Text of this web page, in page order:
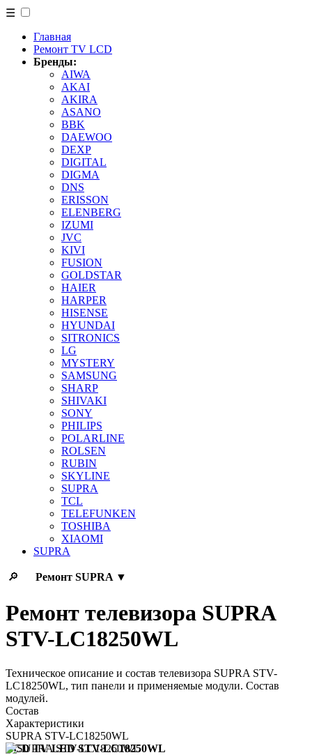
☰
Главная
Ремонт TV LCD
Бренды:
AIWA
AKAI
AKIRA
ASANO
BBK
DAEWOO
DEXP
DIGITAL
DIGMA
DNS
ERISSON
ELENBERG
IZUMI
JVC
KIVI
FUSION
GOLDSTAR
HAIER
HARPER
HISENSE
HYUNDAI
SITRONICS
LG
MYSTERY
SAMSUNG
SHARP
SHIVAKI
SONY
PHILIPS
POLARLINE
ROLSEN
RUBIN
SKYLINE
SUPRA
TCL
TELEFUNKEN
TOSHIBA
XIAOMI
SUPRA
🔎 Ремонт SUPRA ▼
Ремонт телевизора SUPRA
STV-LC18250WL
Техническое описание и состав телевизора SUPRA STV-
LC18250WL, тип панели и применяемые модули. Состав
модулей.
Состав
Характеристики
SUPRA STV-LC18250WL
LCD TV LED STV-LC18250WL